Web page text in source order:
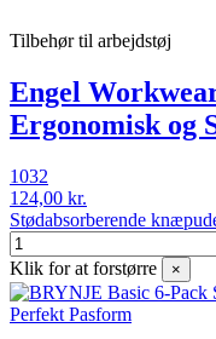
Tilbehør til arbejdstøj
Engel
Ergonomisk og
1032
124,00 kr.
Stødabsorberende
Klik for at forstørre ×